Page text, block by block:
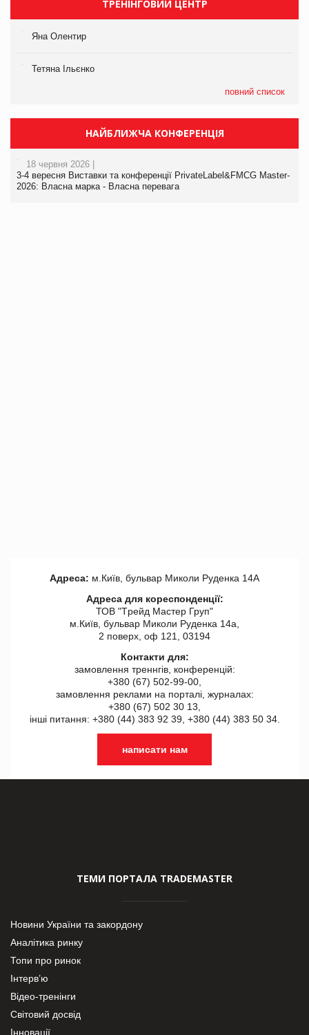
ТРЕНІНГОВИЙ ЦЕНТР
Яна Олентир
Тетяна Ільєнко
повний список
НАЙБЛИЖЧА КОНФЕРЕНЦІЯ
18 червня 2026 |
3-4 вересня Виставки та конференції PrivateLabel&FMCG Master-
2026: Власна марка - Власна перевага
Адреса: м.Київ, бульвар Миколи Руденка 14А
Адреса для кореспонденції:
ТОВ "Tрейд Мастер Груп"
м.Київ, бульвар Миколи Руденка 14а,
2 поверх, оф 121, 03194
Контакти для:
замовлення треннгів, конференцій:
+380 (67) 502-99-00,
замовлення реклами на порталі, журналах:
+380 (67) 502 30 13,
інші питання: +380 (44) 383 92 39, +380 (44) 383 50 34.
написати нам
ТЕМИ ПОРТАЛА TRADEMASTER
Новини України та закордону
Аналітика ринку
Топи про ринок
Інтерв’ю
Відео-тренінги
Світовий досвід
Інновації